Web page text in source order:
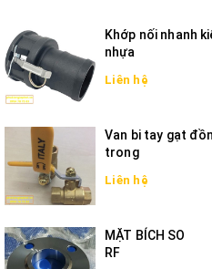
Khớp nối nhanh
nhựa
Liên hệ
Van bi tay gạt
trong
Liên hệ
MẶT BÍCH SO
RF